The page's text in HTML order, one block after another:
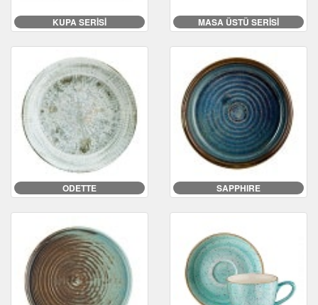
KUPA SERİSİ MASA ÜSTÜ SERİSİ
ODETTE SAPPHIRE